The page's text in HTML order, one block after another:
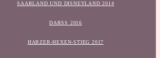
SAARLAND UND DISNEYLAND 2014
DARSS 2016
HARZER-HEXEN-STIEG 2017